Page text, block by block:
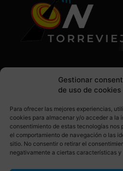
Gestionar
de uso de cookies
Para ofrecer las mejores experiencias,
cookies para almacenar y/o acceder a la
consentimiento de estas tecnologías nos
el comportamiento de navegación o las
sitio. No consentir o retirar el
negativamente a ciertas características y
SÍGUENOS EN